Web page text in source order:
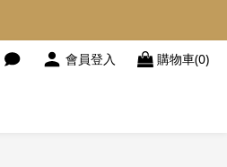
會員登入 購物車(0)